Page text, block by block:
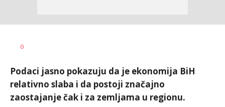
0
Podaci jasno pokazuju da je ekonomija BiH
relativno slaba i da postoji značajno
zaostajanje čak i za zemljama u regionu.